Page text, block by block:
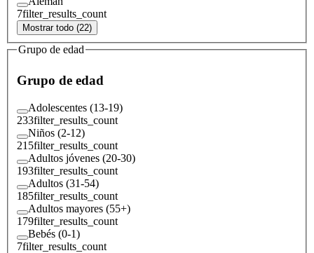
7filter_results_count
Mostrar todo (22)
Grupo de edad
Grupo de edad
Adolescentes (13-19)
233filter_results_count
Niños (2-12)
215filter_results_count
Adultos jóvenes (20-30)
193filter_results_count
Adultos (31-54)
185filter_results_count
Adultos mayores (55+)
179filter_results_count
Bebés (0-1)
7filter_results_count